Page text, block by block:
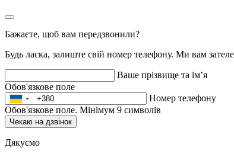
Бажаєте, щоб вам передзвонили?
Будь ласка, залиште свій номер телефону. Ми вам
Ваше прізвище та ім’я
Обов'язкове поле
Номер телефону
Обов'язкове поле. Мінімум 9 символів
Чекаю на дзвінок
Дякуємо